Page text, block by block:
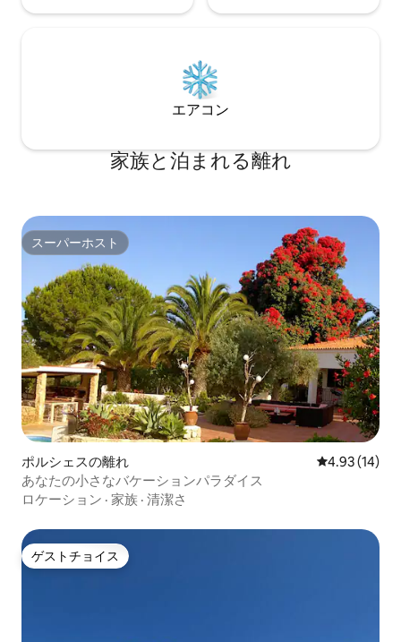
エアコン
家族と泊まれる離れ
スーパーホスト
スーパーホスト
ポルシェスの離れ レビュー14
4.93 (14)
あなたの小さなバケーションパラダイス
ロケーション · 家族 · 清潔さ
ゲストチョイス
ゲストチョイス